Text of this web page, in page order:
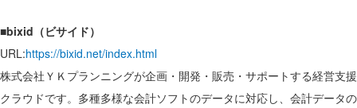
■bixid（ビサイド）
URL:https://bixid.net/index.html
株式会社ＹＫプランニングが企画・開発・販売・サポートする経営支援
クラウドです。多種多様な会計ソフトのデータに対応し、会計データの